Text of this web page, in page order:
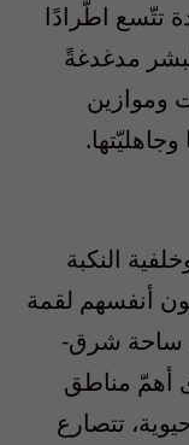
تتّسع اطّرادًا
مدغدغةً
وموازين
النكبة
أنفسهم لقمة
ساحة شرق-
أهمّ مناطق
تتصارع